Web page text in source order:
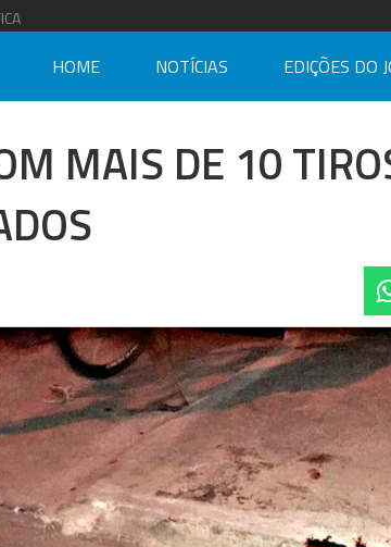
HOME NOTÍCIAS EDIÇÕES DO
MAIS DE 10